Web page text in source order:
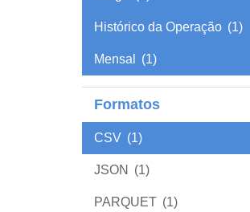
Histórico da Operação (1)
Mensal (1)
Formatos
CSV (1)
JSON (1)
PARQUET (1)